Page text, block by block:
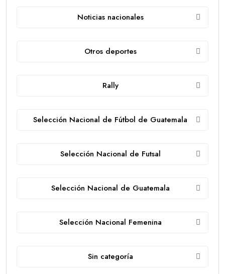
Noticias nacionales
Otros deportes
Rally
Selección Nacional de Fútbol de Guatemala
Selección Nacional de Futsal
Selección Nacional de Guatemala
Selección Nacional Femenina
Sin categoría